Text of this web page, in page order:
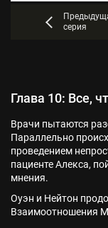
серия
Глава 10: Все,
Врачи пытаются
Параллельно
проведением
пациенте Алекса,
мнения.
Оуэн и Нейтон
Взаимоотношения